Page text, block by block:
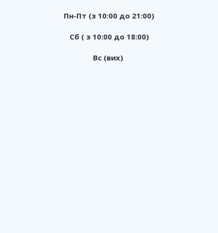
Пн-Пт (з 10:00 до 21:00)
Сб ( з 10:00 до 18:00)
Вс (вих)